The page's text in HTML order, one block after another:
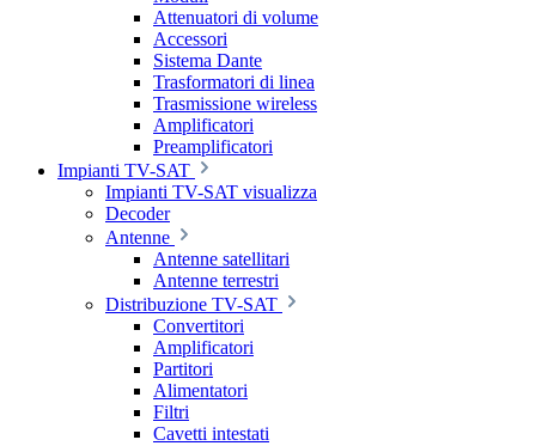
Attenuatori di volume
Accessori
Sistema Dante
Trasformatori di linea
Trasmissione wireless
Amplificatori
Preamplificatori
Impianti TV-SAT
Impianti TV-SAT visualizza
Decoder
Antenne
Antenne satellitari
Antenne terrestri
Distribuzione TV-SAT
Convertitori
Amplificatori
Partitori
Alimentatori
Filtri
Cavetti intestati